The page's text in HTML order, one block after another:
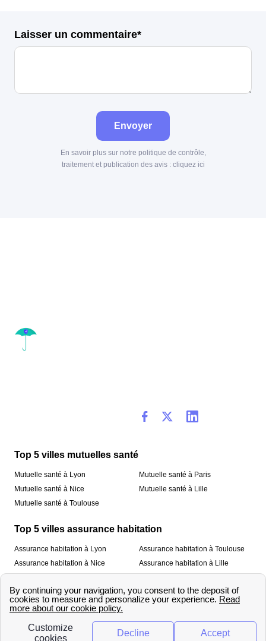
Laisser un commentaire*
Envoyer
En savoir plus sur notre politique de contrôle,
traitement et publication des avis : cliquez ici
Top 5 villes mutuelles santé
Mutuelle santé à Lyon
Mutuelle santé à Nice
Mutuelle santé à Toulouse
Mutuelle santé à Paris
Mutuelle santé à Lille
Top 5 villes assurance habitation
Assurance habitation à Lyon
Assurance habitation à Nice
Assurance habitation à Toulouse
Assurance habitation à Lille
À propos
Qui sommes-nous ? Mentions légales